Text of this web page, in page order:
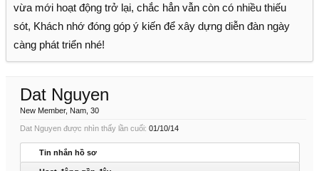
vừa mới hoạt động trở lại, chắc hẳn vẫn còn có nhiều thiếu
sót, Khách nhớ đóng góp ý kiến để xây dựng diễn đàn ngày
càng phát triển nhé!
Dat Nguyen
New Member, Nam, 30
Dat Nguyen được nhìn thấy lần cuối: 01/10/14
Tin nhắn hồ sơ